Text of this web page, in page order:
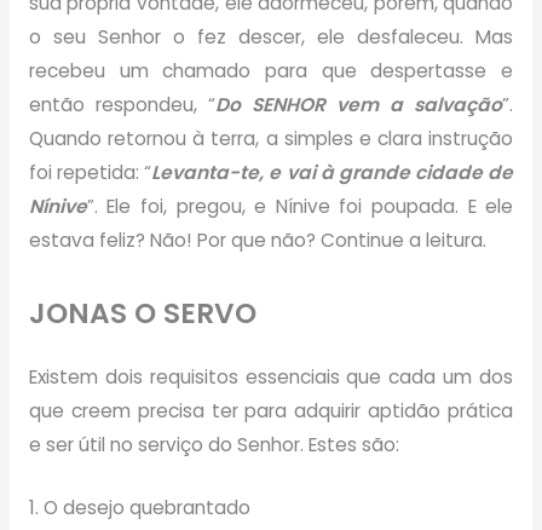
o seu Senhor o fez descer, ele desfaleceu. Mas
recebeu um chamado para que despertasse e
então respondeu, “Do SENHOR vem a salvação”.
Quando retornou à terra, a simples e clara instrução
foi repetida: “Levanta-te, e vai à grande cidade de
Nínive”. Ele foi, pregou, e Nínive foi poupada. E ele
estava feliz? Não! Por que não? Continue a leitura.
JONAS O SERVO
Existem dois requisitos essenciais que cada um dos
que creem precisa ter para adquirir aptidão prática
e ser útil no serviço do Senhor. Estes são:
1. O desejo quebrantado